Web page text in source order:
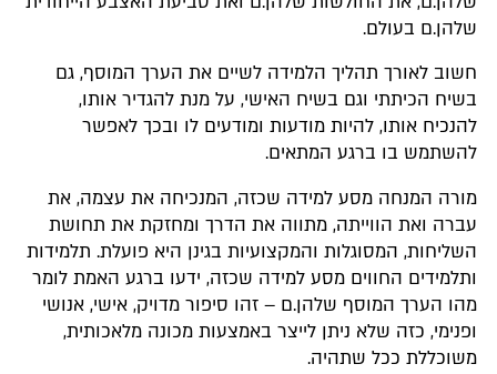
שלהן.ם בעולם.
חשוב לאורך תהליך הלמידה לשיים את הערך המוסף, גם
בשיח הכיתתי וגם בשיח האישי, על מנת להגדיר אותו,
להנכיח אותו, להיות מודעות ומודעים לו ובכך לאפשר
להשתמש בו ברגע המתאים.
מורה המנחה מסע למידה שכזה, המנכיחה את עצמה, את
עברה ואת הווייתה, מתווה את הדרך ומחזקת את תחושת
השליחות, המסוגלות והמקצועיות בגינן היא פועלת. תלמידות
ותלמידים החווים מסע למידה שכזה, ידעו ברגע האמת לומר
מהו הערך המוסף שלהן.ם – זהו סיפור מדויק, אישי, אנושי
ופנימי, כזה שלא ניתן לייצר באמצעות מכונה מלאכותית,
משוכללת ככל שתהיה.